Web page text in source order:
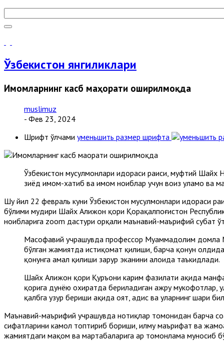
Ўзбекистон янгиликлари
Имомларнинг касб маҳорати оширилмоқда
muslimuz
- Фев 23, 2024
Шрифт ўлчами уменьшить размер шрифта
Ўзбекистон мусулмонлари идораси раиси, муфтий Шайх
зиёд имом-хатиб ва имом ноиблар учун воиз уламо ва
Шу йил 22 февраль куни Ўзбекистон мусулмонлари идораси
бўлими мудири Шайх Алижон қори Қорақалпоғистон
ноибларига zoom дастури орқали маънавий-маърифий суҳбат
Масофавий учрашувда профессор Муҳаммадолим домла
бўлган жамиятда истиқомат қилиши, барча қонун
қонунга амал қилиши зарур эканини алоҳида таъкидлади.
Шайх Алижон қори Қуръони карим фазилати ҳақида
қорига дунёю охиратда бериладиган ажру мукофотлар,
қалбга ҳузур бериши ҳақида оят, ҳадис ва уларнинг шарҳи
Маънавий-маърифий учрашувда нотиқлар томонидан барча
сифатларини камол топтириб бориши, илму маърифат ва
жамиятдаги мақом ва мартабаларига ҳар томонлама муносиб